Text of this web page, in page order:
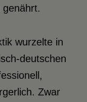
wurzelte in
deutschen
Zwar